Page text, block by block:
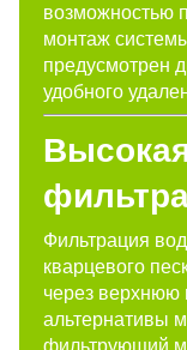
возможностью
монтаж
предусмотрен
удобного
Фильтрация
кварцевого
через верхнюю
альтернативы
фильтрующий